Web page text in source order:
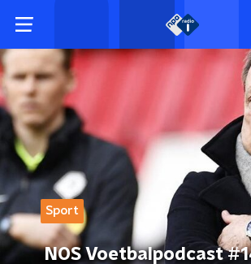
Sport
NOS Voetbalpodcast